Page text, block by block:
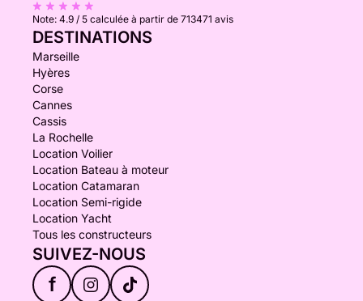
Note: 4.9 / 5 calculée à partir de 713471 avis
DESTINATIONS
Marseille
Hyères
Corse
Cannes
Cassis
La Rochelle
Location Voilier
Location Bateau à moteur
Location Catamaran
Location Semi-rigide
Location Yacht
Tous les constructeurs
SUIVEZ-NOUS
f